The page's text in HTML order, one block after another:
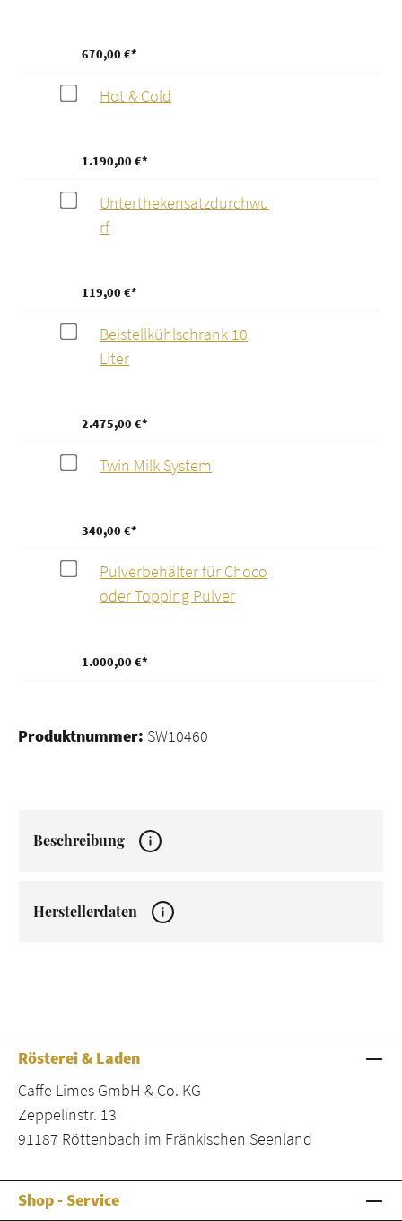
670,00 €*
Hot & Cold
1.190,00 €*
Unterthekensatzdurchwu
rf
119,00 €*
Beistellkühlschrank 10
Liter
2.475,00 €*
Twin Milk System
340,00 €*
Pulverbehälter für Choco
oder Topping Pulver
1.000,00 €*
Produktnummer: SW10460
Beschreibung
Herstellerdaten
Rösterei & Laden
Caffe Limes GmbH & Co. KG
Zeppelinstr. 13
91187 Röttenbach im Fränkischen Seenland
Shop - Service